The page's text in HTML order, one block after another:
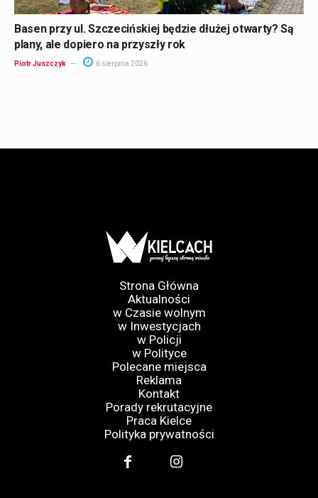
Basen przy ul. Szczecińskiej będzie dłużej otwarty? Są
plany, ale dopiero na przyszły rok
Piotr Juszczyk 6 sierpnia 2026
Strona Główna
Aktualności
w Czasie wolnym
w Inwestycjach
w Policji
w Polityce
Polecane miejsca
Reklama
Kontakt
Porady rekrutacyjne
Praca Kielce
Polityka prywatności